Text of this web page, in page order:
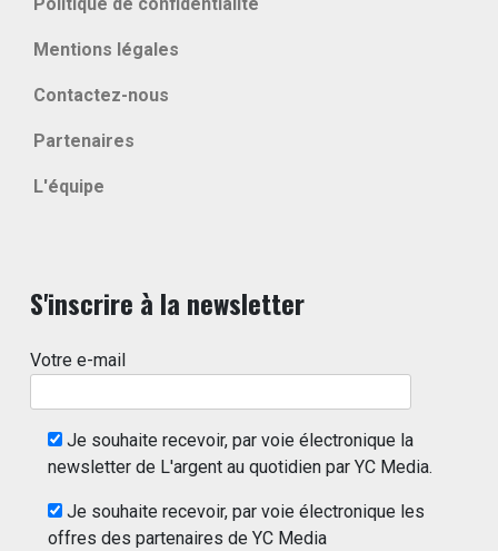
Mentions légales
Contactez-nous
Partenaires
L'équipe
S'inscrire à la newsletter
Votre e-mail
Je souhaite recevoir, par voie électronique la
newsletter de L'argent au quotidien par YC Media.
Je souhaite recevoir, par voie électronique les
offres des partenaires de YC Media